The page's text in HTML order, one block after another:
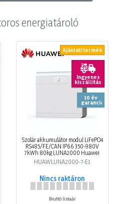
energiatároló
Ajánlati termék
Ingyenes
kiszállítás
10 év
garancia
Szolár akkumulátor modul LiFePO4
RS485/FE/CAN IP66 350-980V
7kWh 80kg LUNA2000 Huawei
HUAWLUNA2000-7-E1
Nincs raktáron
Bruttó listaár